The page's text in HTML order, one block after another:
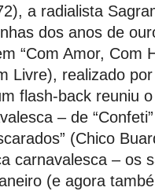
a radialista
dos anos de
“Com Amor, Com
Livre), realizado
flash-back reuniu
– de
(Chico
carnavalesca – os
(e agora